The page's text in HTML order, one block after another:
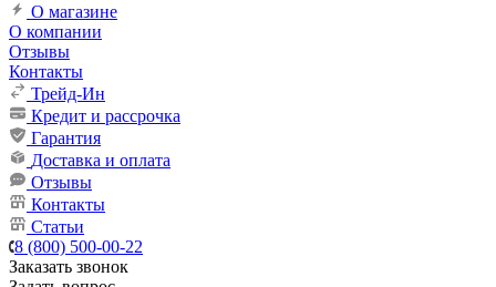
О магазине
О компании
Отзывы
Контакты
Трейд-Ин
Кредит и рассрочка
Гарантия
Доставка и оплата
Отзывы
Контакты
Статьи
8 (800) 500-00-22
Заказать звонок